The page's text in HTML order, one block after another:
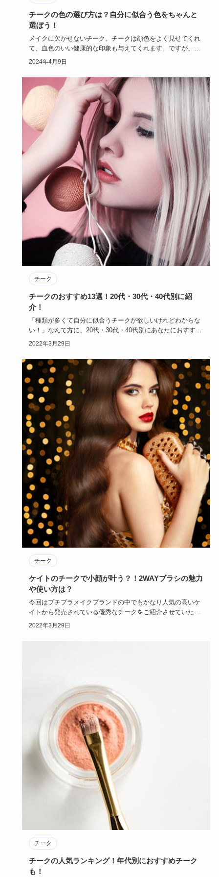
チークの色の選び方は？自分に似合う色をちゃんと
選ぼう！
メイクに欠かせないチーク。チークは顔色をよく見せてくれ
て、血色のいい健康的な印象も与えてくれます。ですが、色
選びに失敗する…
2024年4月9日
チーク
チークのおすすめ13選！20代・30代・40代別に紹
介！
「種類が多くて自分に似合うチークが欲しいけれどわからな
い！」なんて方に、20代・30代・40代別にあなたにおすすめ
チークを…
2022年3月29日
チーク
ケイトのチークで小顔が叶う？！2WAYブラシの魅力
や使い方は？
今回はプチプラメイクブランドの中でもかなり人気の高いケ
イトから発売されている優秀なチークをご紹介させていただ
きたいと思いま…
2022年3月29日
チーク
チークの人気ランキング！年代別におすすめチーク
も！